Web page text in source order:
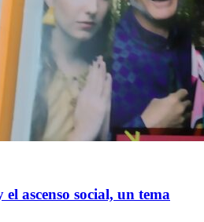
ascenso social, un tema